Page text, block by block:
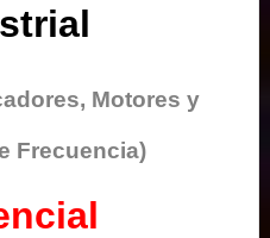
Motores y
Frecuencia)